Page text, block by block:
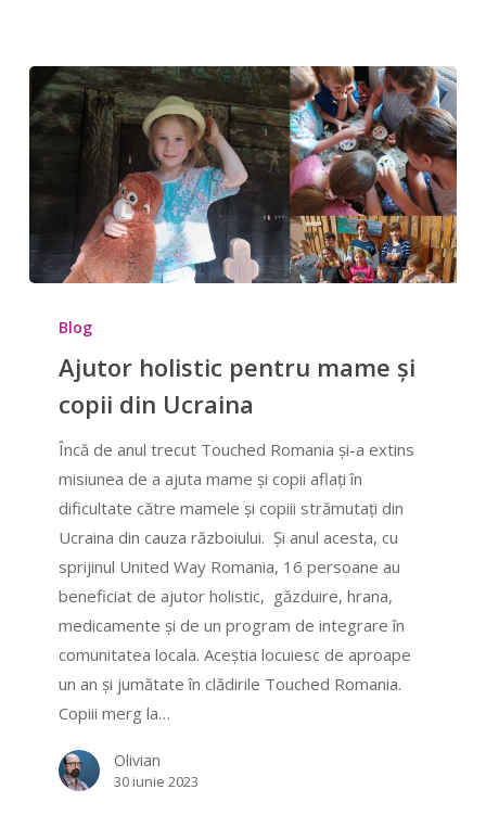
holistic
pentru
mame
copii
Ucraina
Blog
Ajutor holistic pentru mame și
copii din Ucraina
Încă de anul trecut Touched Romania și-a extins
misiunea de a ajuta mame și copii aflați în
dificultate către mamele și copiii strămutați din
Ucraina din cauza războiului. Și anul acesta, cu
sprijinul United Way Romania, 16 persoane au
beneficiat de ajutor holistic, găzduire, hrana,
medicamente și de un program de integrare în
comunitatea locala. Aceștia locuiesc de aproape
un an și jumătate în clădirile Touched Romania.
Copiii merg la…
Olivian
30 iunie 2023